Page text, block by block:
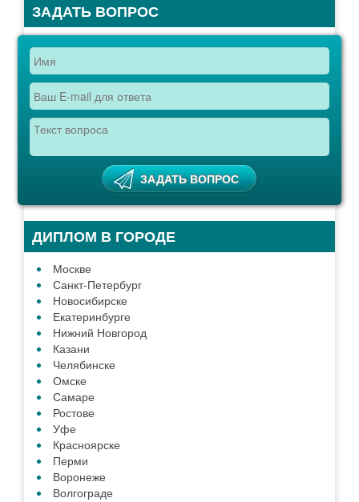
ЗАДАТЬ ВОПРОС
ДИПЛОМ В ГОРОДЕ
Москве
Санкт-Петербург
Новосибирске
Екатеринбурге
Нижний Новгород
Казани
Челябинске
Омске
Самаре
Ростове
Уфе
Красноярске
Перми
Воронеже
Волгограде